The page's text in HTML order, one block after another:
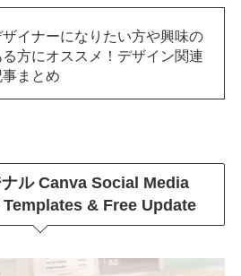
ザイナーになりたい方や興味の
る方にオススメ！デザイン関連
まとめ
ル Canva Social Media
& Free Update